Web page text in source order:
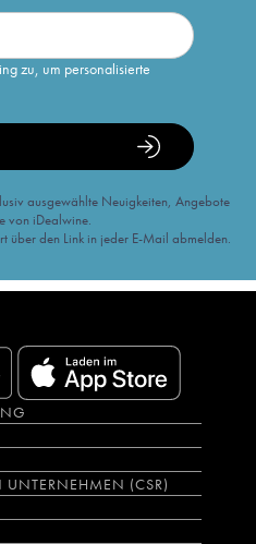
zu, um personalisierte
ausgewählte Neuigkeiten, Angebote
von iDealwine.
über den Link in jeder E-Mail abmelden.
(CSR)